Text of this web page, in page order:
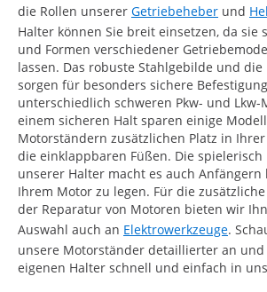
die Rollen unserer Getriebeheber und
Halter können Sie breit einsetzen, da sie
und Formen verschiedener
lassen. Das robuste Stahlgebilde und
sorgen für besonders sichere
unterschiedlich schweren Pkw- und Lkw-
einem sicheren Halt sparen einige
Motorständern zusätzlichen Platz in
die einklappbaren Füßen. Die spielerisch
unserer Halter macht es auch Anfängern
Ihrem Motor zu legen. Für die
der Reparatur von Motoren bieten wir
Auswahl auch an Elektrowerkzeuge.
unsere Motorständer detaillierter an und
eigenen Halter schnell und einfach in